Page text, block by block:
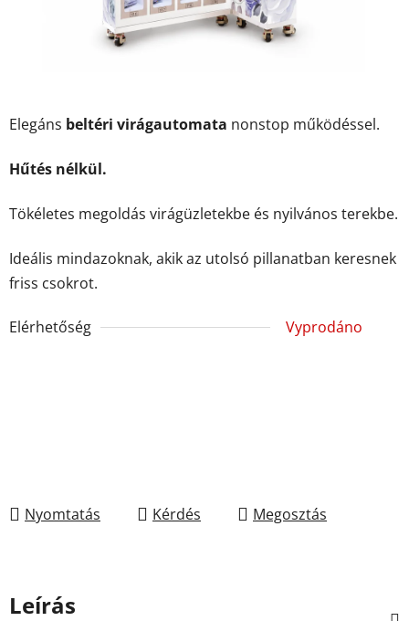
Elegáns beltéri virágautomata nonstop működéssel.
Hűtés nélkül.
Tökéletes megoldás virágüzletekbe és nyilvános terekbe.
Ideális mindazoknak, akik az utolsó pillanatban keresnek
friss csokrot.
Elérhetőség Vyprodáno
Nyomtatás Kérdés Megosztás
Leírás